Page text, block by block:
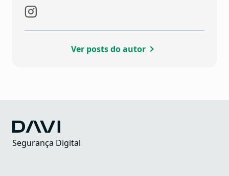
Ver posts do autor
Segurança Digital